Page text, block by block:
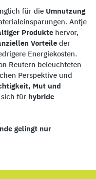
für die Umnutzung
Antje
Produkte hervor,
Vorteile der
Energiekosten.
Reutern beleuchteten
Perspektive und
Mut und
für hybride
gelingt nur